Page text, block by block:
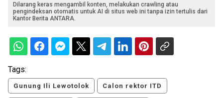
Dilarang keras mengambil konten, melakukan crawling atau
pengindeksan otomatis untuk AI di situs web ini tanpa izin tertulis dari
Kantor Berita ANTARA.
Tags:
Gunung Ili Lewotolok Calon rektor ITD